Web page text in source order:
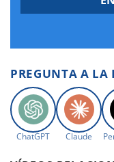
PREGUNTA A LA
ChatGPT Claude